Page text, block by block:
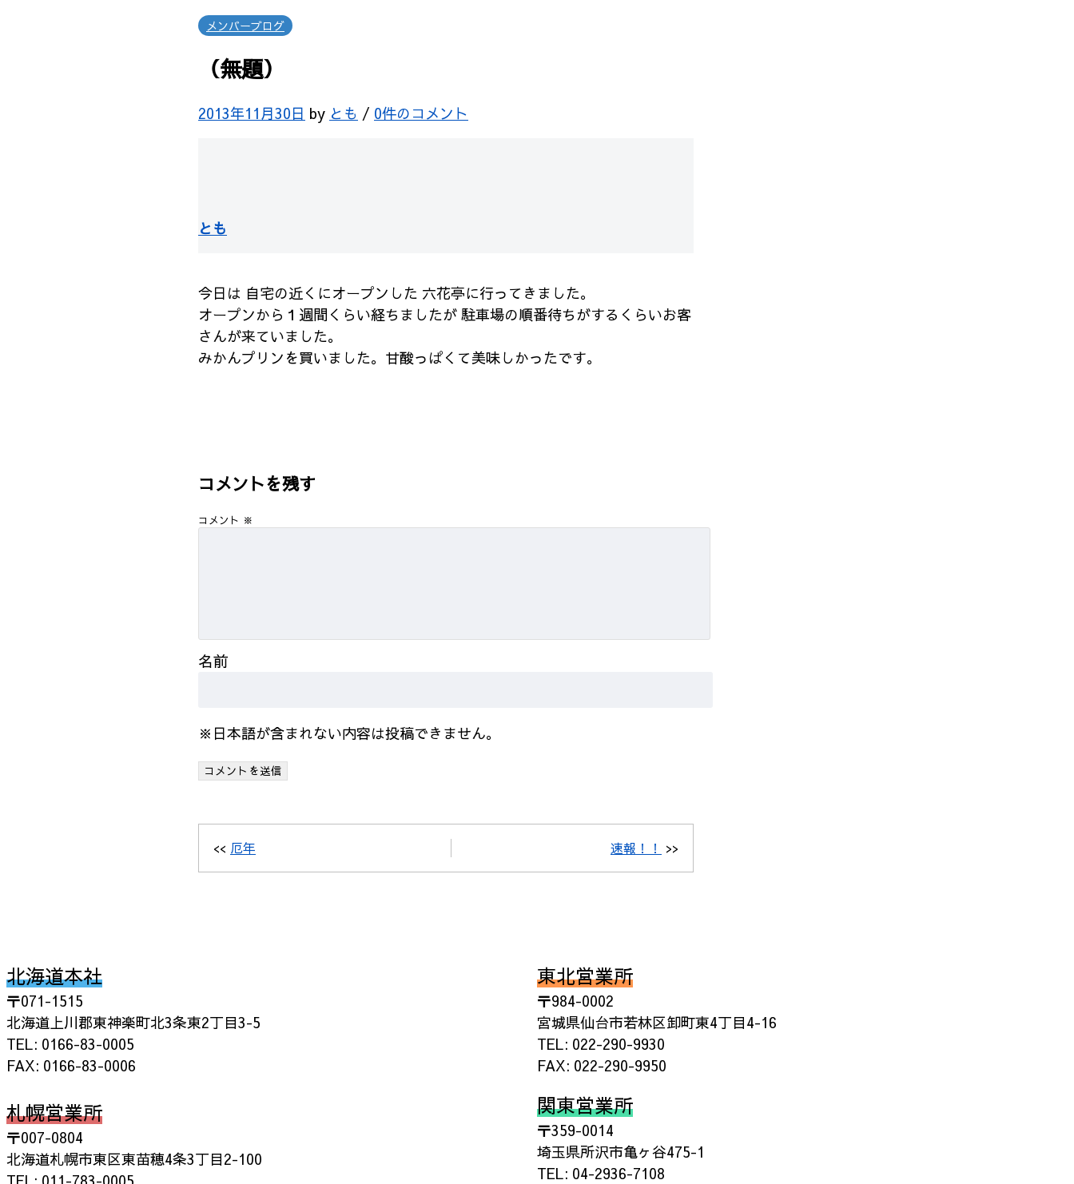
メンバーブログ
（無題）
2013年11月30日 by とも / 0件のコメント
とも
今日は 自宅の近くにオープンした 六花亭に行ってきました。
オープンから１週間くらい経ちましたが 駐車場の順番待ちがするくらいお客
さんが来ていました。
みかんプリンを買いました。甘酸っぱくて美味しかったです。
コメントを残す
コメント ※
名前
※日本語が含まれない内容は投稿できません。
<< 厄年 速報！！ >>
北海道本社
〒071-1515
北海道上川郡東神楽町北3条東2丁目3-5
TEL: 0166-83-0005
FAX: 0166-83-0006
札幌営業所
〒007-0804
北海道札幌市東区東苗穂4条3丁目2-100
東北営業所
〒984-0002
宮城県仙台市若林区卸町東4丁目4-16
TEL: 022-290-9930
FAX: 022-290-9950
関東営業所
〒359-0014
埼玉県所沢市亀ヶ谷475-1
TEL: 04-2936-7108